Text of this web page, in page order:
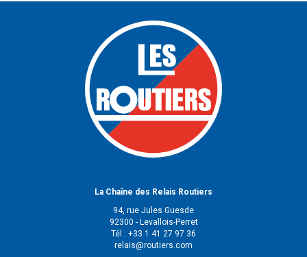
La Chaîne des Relais Routiers
94, rue Jules Guesde
92300 - Levallois-Perret
Tél : +33 1 41 27 97 36
relais@routiers.com